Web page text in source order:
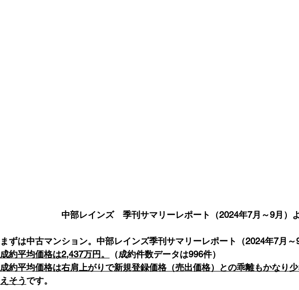
中部レインズ　季刊サマリーレポート（2024年7月～9月）よ
まずは中古マンション。中部レインズ季刊サマリーレポート（2024年7月
成約平均価格は2,437万円。
（成約件数データは996件）
成約平均価格は右肩上がりで新規登録価格（売出価格）との乖離もかなり
えそう です。